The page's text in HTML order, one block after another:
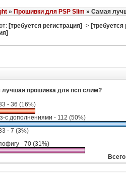
» Прошивки для PSP Slim » Самая
[требуется регистрация] -> [требуется
прошивка для псп слим?
- 36 (16%)
с дополнениями - 112 (50%)
- 7 (3%)
- 70 (31%)